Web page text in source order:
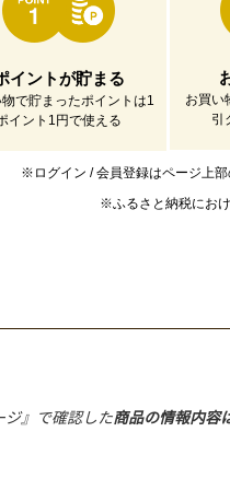
イントが貯まる
で貯まったポイントは1
イント1円で使える
お買い
引
※ログイン / 会員登録はページ上部
※ふるさと納税にお